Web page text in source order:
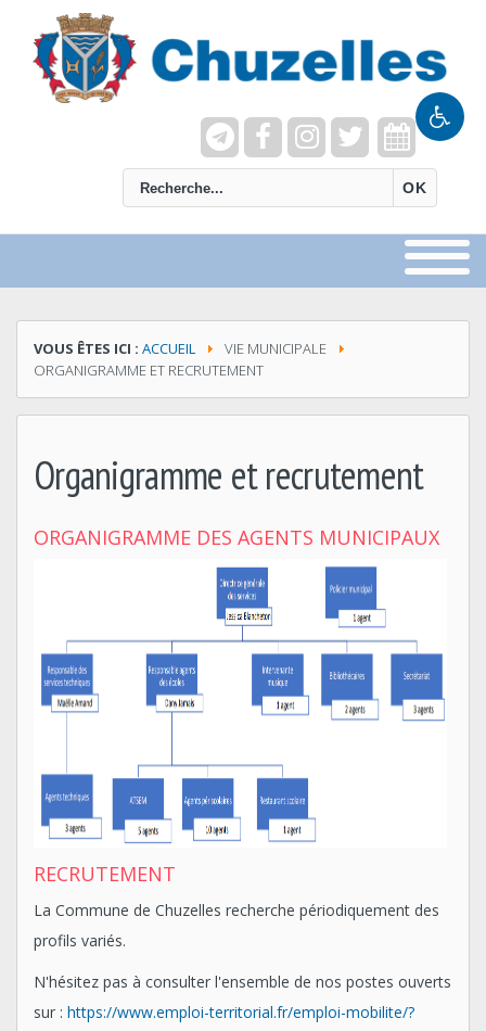
OK
VOUS ÊTES ICI : ACCUEIL
VIE MUNICIPALE
ORGANIGRAMME ET RECRUTEMENT
Organigramme et recrutement
ORGANIGRAMME DES AGENTS MUNICIPAUX
RECRUTEMENT
La Commune de Chuzelles recherche périodiquement des
profils variés.
N'hésitez pas à consulter l'ensemble de nos postes ouverts
sur : https://www.emploi-territorial.fr/emploi-mobilite/?